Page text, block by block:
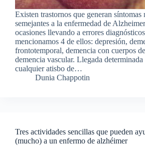
Existen trastornos que generan síntomas
semejantes a la enfermedad de
ocasiones llevando a errores
mencionamos 4 de ellos: depresión,
frontotemporal, demencia con cuerpos
demencia vascular. Llegada determinada
cualquier atisbo de…
Dunia Chappotin
Tres actividades sencillas que pueden
(mucho) a un enfermo de alzhéimer